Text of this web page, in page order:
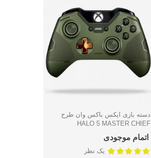
دوست داشتن
دسته بازی ایکس باکس وان طرح
HALO 5 MASTER CHIEF
اتمام موجودی
یک نظر